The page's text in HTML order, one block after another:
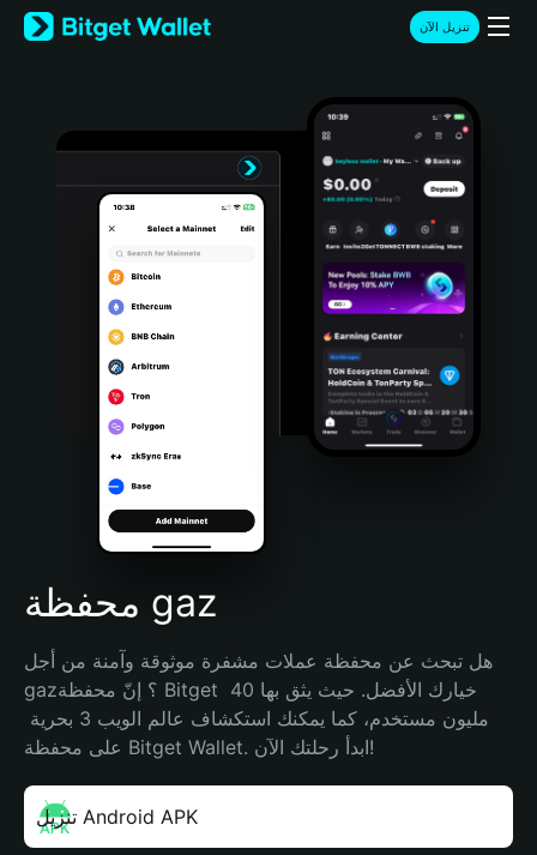
English
日本語
Türkçe
Português (Portugal)
Bahasa Indonesia
Português (Brasil)
Español (Argentina)
تنزيل الآن
محفظة gaz
هل تبحث عن محفظة عملات مشفرة موثوقة وآمنة من أجل
gaz؟ إنّ محفظة Bitget خيارك الأفضل. حيث يثق بها 40
على محفظة Bitget Wallet. ابدأ رحلتك الآن!
تنزيل Android APK